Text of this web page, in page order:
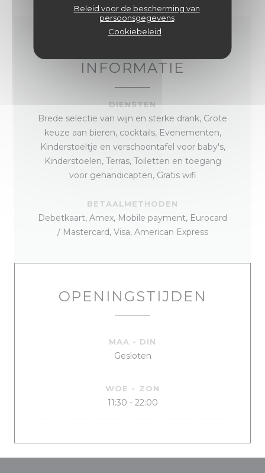
Beleid voor de bescherming van
persoonsgegevens
Cookiebeleid
INFORMATIE
DIENSTEN
Brede selectie van wijn en sterke drank, Grote
keuze aan bieren, cocktails, Evenementen,
Kinderstoeltje en verschoontafel voor baby's,
Kinderstoelen, Terras, Toiletten en toegang
voor gehandicapten, Gratis wifi
BETAALMETHODEN
Debetkaart, Amex, Mobile payment, Eurocard
/ Mastercard, Visa, American Express
OPENINGSTIJDEN
MAA - DIN
Gesloten
WOE - ZON
11:30 - 22:00